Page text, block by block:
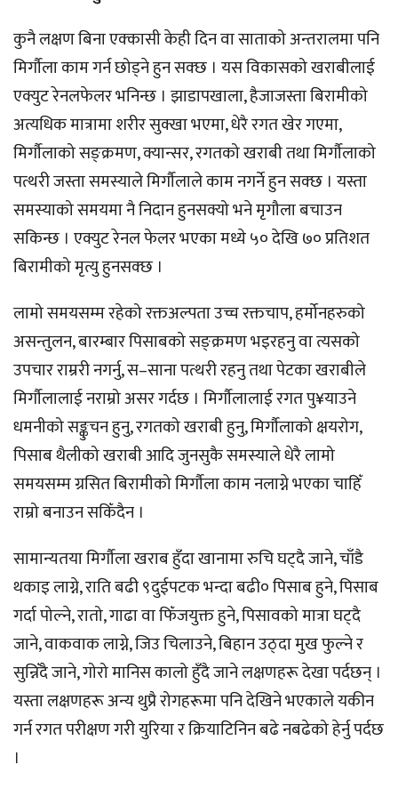
कुनै लक्षण बिना एक्कासी केही दिन वा साताको अन्तरालमा पनि
मिर्गौला काम गर्न छोड्ने हुन सक्छ । यस विकासको खराबीलाई
एक्युट रेनलफेलर भनिन्छ । झाडापखाला, हैजाजस्ता बिरामीको
अत्यधिक मात्रामा शरीर सुक्खा भएमा, धेरै रगत खेर गएमा,
मिर्गौलाको सङ्क्रमण, क्यान्सर, रगतको खराबी तथा मिर्गौलाको
पत्थरी जस्ता समस्याले मिर्गौलाले काम नगर्ने हुन सक्छ । यस्ता
समस्याको समयमा नै निदान हुनसक्यो भने मृगौला बचाउन
सकिन्छ । एक्युट रेनल फेलर भएका मध्ये ५० देखि ७० प्रतिशत
बिरामीको मृत्यु हुनसक्छ ।
लामो समयसम्म रहेको रक्तअल्पता उच्च रक्तचाप, हर्मोनहरुको
असन्तुलन, बारम्बार पिसाबको सङ्क्रमण भइरहनु वा त्यसको
उपचार राम्ररी नगर्नु, स–साना पत्थरी रहनु तथा पेटका खराबीले
मिर्गौलालाई नराम्रो असर गर्दछ । मिर्गौलालाई रगत पु¥याउने
धमनीको सङ्कुचन हुनु, रगतको खराबी हुनु, मिर्गौलाको क्षयरोग,
पिसाब थैलीको खराबी आदि जुनसुकै समस्याले धेरै लामो
समयसम्म ग्रसित बिरामीको मिर्गौला काम नलाग्ने भएका चाहिँ
राम्रो बनाउन सकिँदैन ।
सामान्यतया मिर्गौला खराब हुँदा खानामा रुचि घट्दै जाने, चाँडै
थकाइ लाग्ने, राति बढी ९दुईपटक भन्दा बढी० पिसाब हुने, पिसाब
गर्दा पोल्ने, रातो, गाढा वा फिँजयुक्त हुने, पिसावको मात्रा घट्दै
जाने, वाकवाक लाग्ने, जिउ चिलाउने, बिहान उठ्दा मुख फुल्ने र
सुन्निँदै जाने, गोरो मानिस कालो हुँदै जाने लक्षणहरू देखा पर्दछन् ।
यस्ता लक्षणहरू अन्य थुप्रै रोगहरूमा पनि देखिने भएकाले यकीन
गर्न रगत परीक्षण गरी युरिया र क्रियाटिनिन बढे नबढेको हेर्नु पर्दछ
।